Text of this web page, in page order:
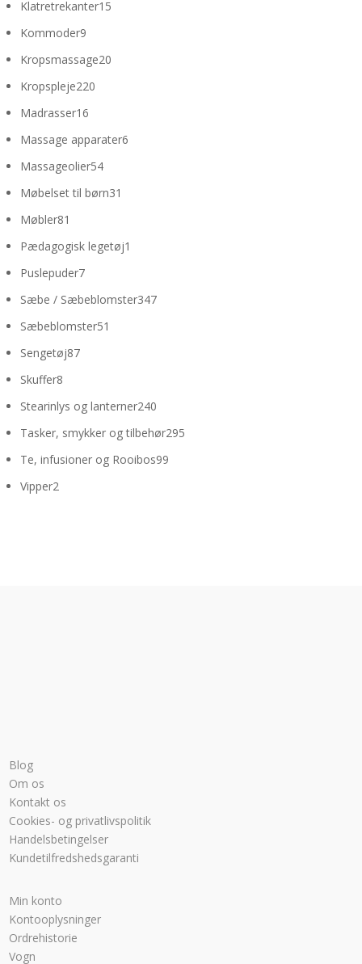
Klatretrekanter15
Kommoder9
varer
Kropsmassage20
Kropspleje220
Madrasser16
varer
Massage apparater6
Massageolier5454
varer
Møbelset til børn31
Møbler81
varer
Pædagogisk legetøj1
Puslepuder77
varer
Sæbe / Sæbeblomster347347
Sæbeblomster51
Sengetøj8787
Skuffer8
Stearinlys og lanterner240
varer
Tasker, smykker og tilbehør295
Te, infusioner og Rooibos99
Vipper2
Blog
Om os
Kontakt os
Cookies- og privatlivspolitik
Handelsbetingelser
Kundetilfredshedsgaranti
Min konto
Kontooplysninger
Ordrehistorie
Vogn